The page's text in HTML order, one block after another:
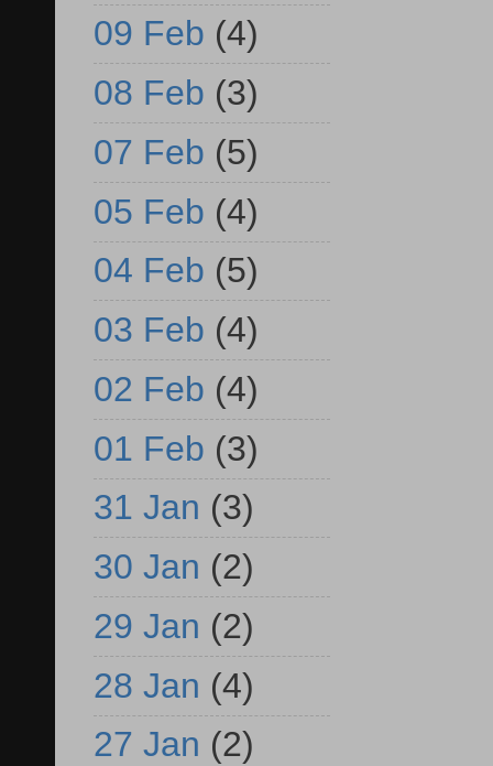
09 Feb (4)
08 Feb (3)
07 Feb (5)
05 Feb (4)
04 Feb (5)
03 Feb (4)
02 Feb (4)
01 Feb (3)
31 Jan (3)
30 Jan (2)
29 Jan (2)
28 Jan (4)
27 Jan (2)